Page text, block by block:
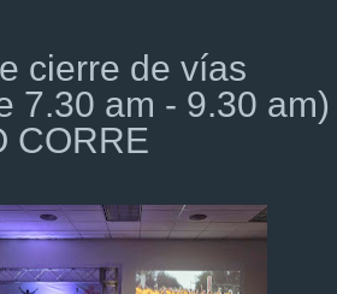
cierre de vías
7.30 am - 9.30 am)
CORRE